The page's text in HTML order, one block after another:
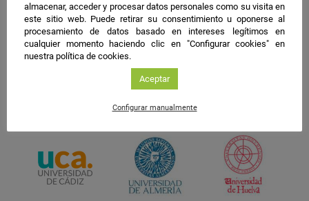
almacenar, acceder y procesar datos personales como su visita en
este sitio web. Puede retirar su consentimiento u oponerse al
procesamiento de datos basado en intereses legítimos en
cualquier momento haciendo clic en "Configurar cookies" en
nuestra política de cookies.
Aceptar
Configurar manualmente